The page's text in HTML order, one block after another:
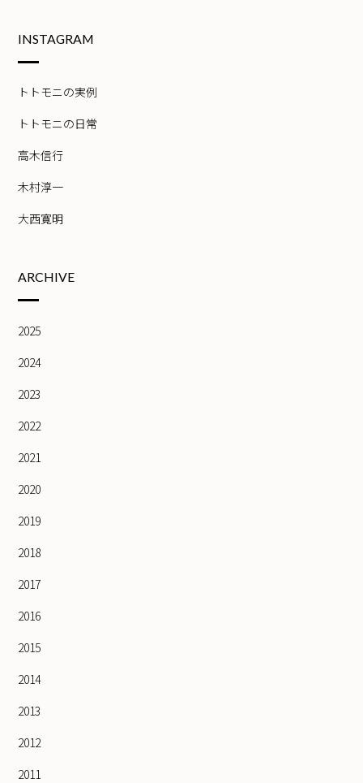
INSTAGRAM
トトモニの実例
トトモニの日常
高木信行
木村淳一
大西寛明
ARCHIVE
2025
2024
2023
2022
2021
2020
2019
2018
2017
2016
2015
2014
2013
2012
2011